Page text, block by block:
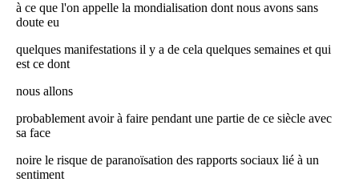
à ce que l'on appelle la mondialisation dont nous avons sans
doute eu
quelques manifestations il y a de cela quelques semaines et qui
est ce dont
nous allons
probablement avoir à faire pendant une partie de ce siècle avec
sa face
noire le risque de paranoïsation des rapports sociaux lié à un
sentiment